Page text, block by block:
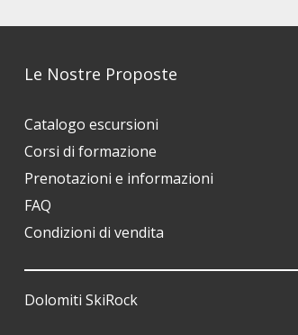
Le Nostre Proposte
Catalogo escursioni
Corsi di formazione
Prenotazioni e informazioni
FAQ
Condizioni di vendita
Dolomiti SkiRock